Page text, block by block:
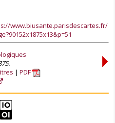
www.biusante.parisdescartes.fr/
PDF